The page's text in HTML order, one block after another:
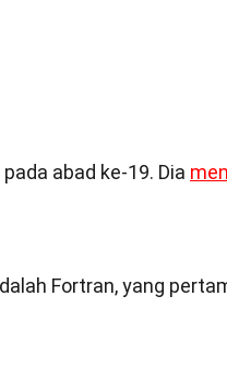
abad ke-19. Dia
Fortran, yang